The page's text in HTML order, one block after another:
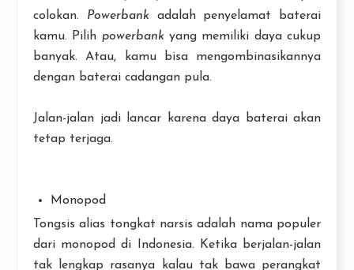
colokan. Powerbank adalah penyelamat baterai
kamu. Pilih powerbank yang memiliki daya cukup
banyak. Atau, kamu bisa mengombinasikannya
dengan baterai cadangan pula.
Jalan-jalan jadi lancar karena daya baterai akan
tetap terjaga.
Monopod
Tongsis alias tongkat narsis adalah nama populer
dari monopod di Indonesia. Ketika berjalan-jalan
tak lengkap rasanya kalau tak bawa perangkat